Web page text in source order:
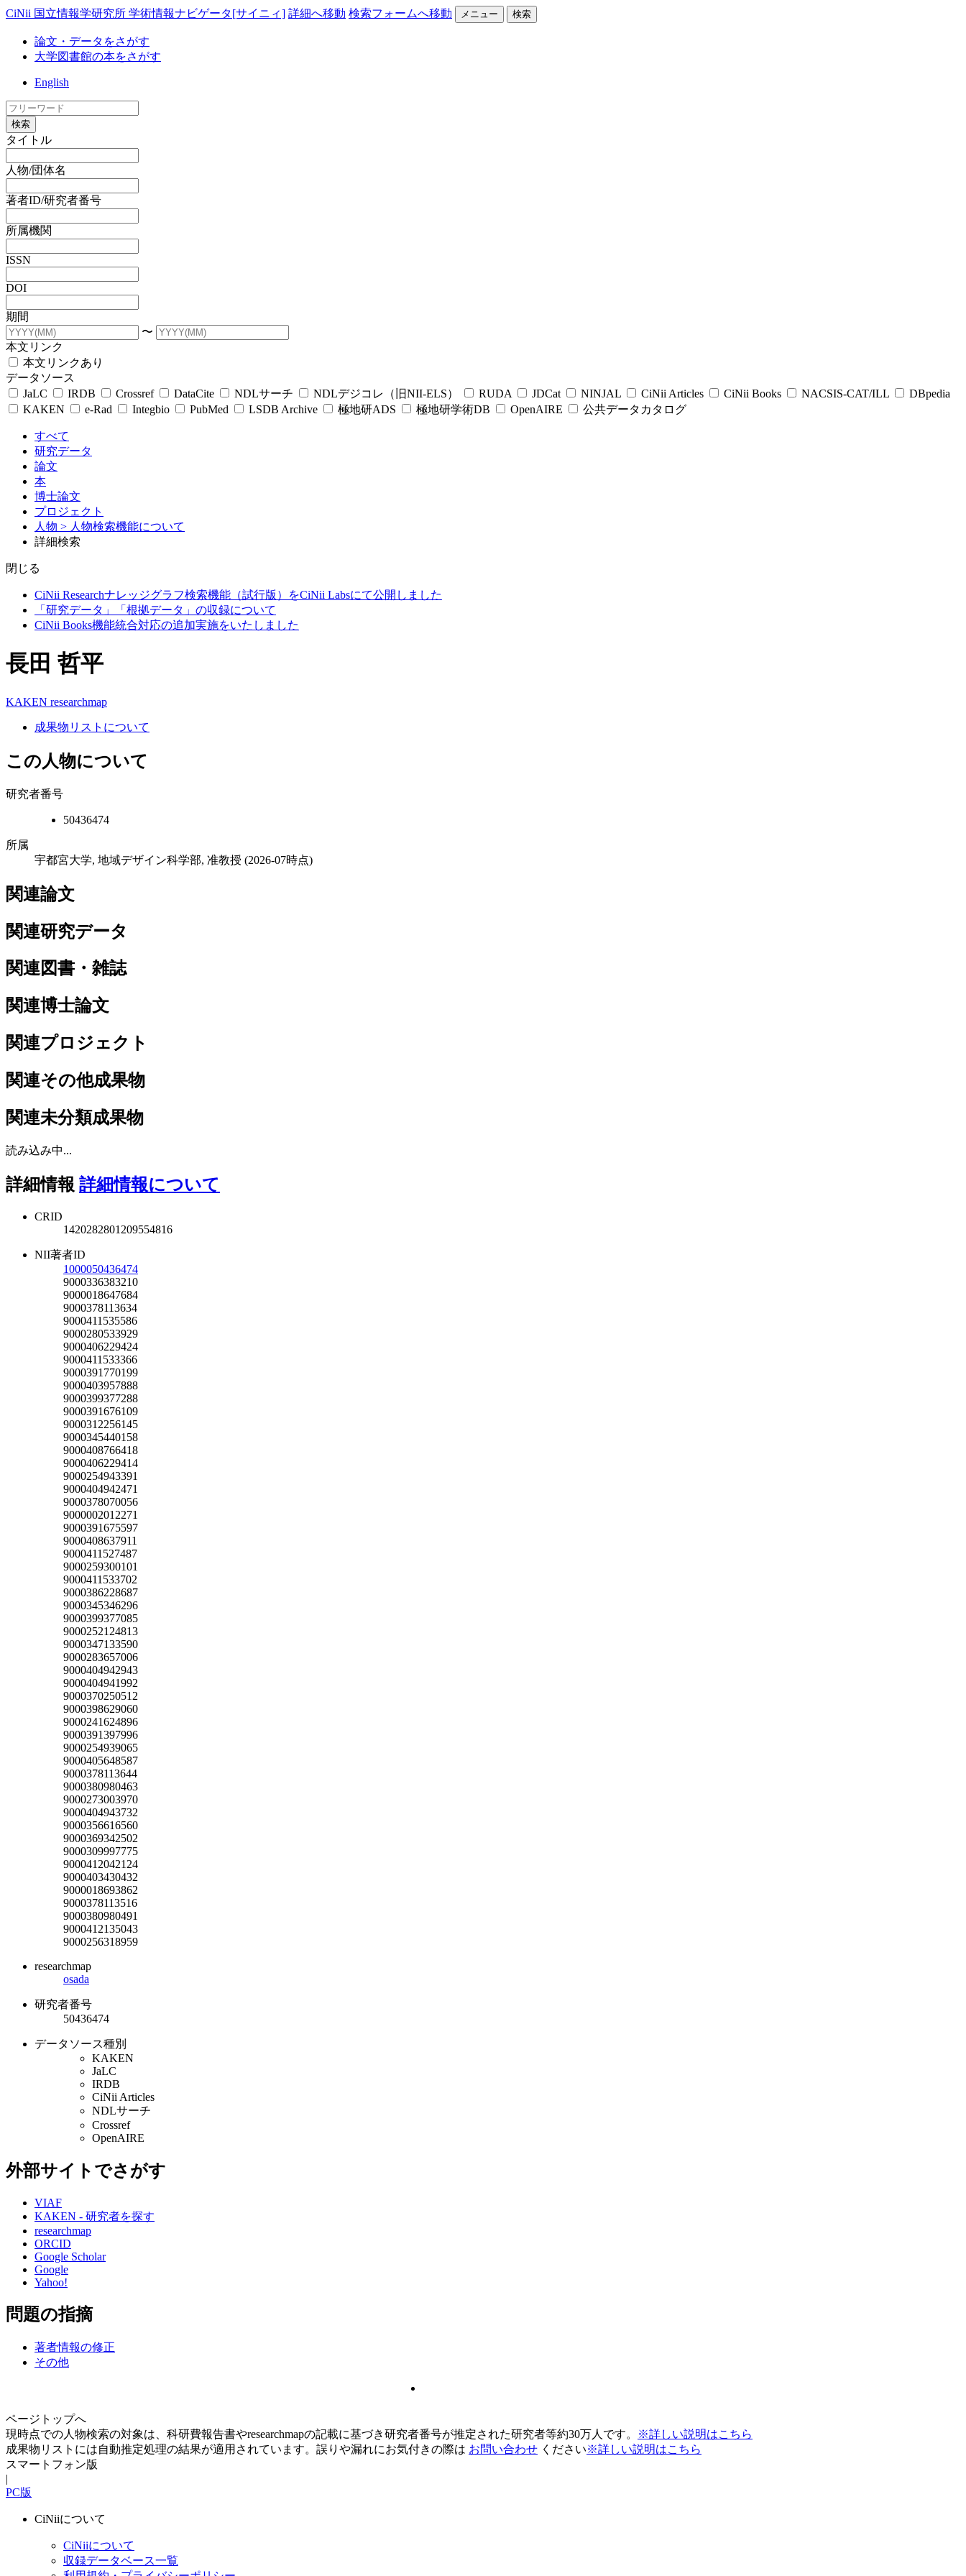
CiNii 国立情報学研究所 学術情報ナビゲータ[サイニィ] 詳細へ移動 検索フォームへ移動 メニュー 検索
論文・データをさがす
大学図書館の本をさがす
English
検索
タイトル
人物/団体名
著者ID/研究者番号
所属機関
ISSN
DOI
期間
〜
本文リンク
本文リンクあり
データソース
JaLC
IRDB Crossref DataCite NDLサーチ NDLデジコレ（旧NII-ELS） RUDA JDCat NINJAL CiNii Articles CiNii Books NACSIS-CAT/ILL
DBpedia
KAKEN
e-Rad Integbio PubMed LSDB Archive 極地研ADS 極地研学術DB OpenAIRE 公共データカタログ
すべて
研究データ
論文
本
博士論文
プロジェクト
人物 > 人物検索機能について
詳細検索
閉じる
CiNii Researchナレッジグラフ検索機能（試行版）をCiNii Labsにて公開しました
「研究データ」「根拠データ」の収録について
CiNii Books機能統合対応の追加実施をいたしました
長田 哲平
KAKEN researchmap
成果物リストについて
この人物について
研究者番号
50436474
所属
宇都宮大学, 地域デザイン科学部, 准教授 (2026-07時点)
関連論文
関連研究データ
関連図書・雑誌
関連博士論文
関連プロジェクト
関連その他成果物
関連未分類成果物
読み込み中...
詳細情報 詳細情報について
CRID
1420282801209554816
NII著者ID
1000050436474
9000336383210
9000018647684
9000378113634
9000411535586
9000280533929
9000406229424
9000411533366
9000391770199
9000403957888
9000399377288
9000391676109
9000312256145
9000345440158
9000408766418
9000406229414
9000254943391
9000404942471
9000378070056
9000002012271
9000391675597
9000408637911
9000411527487
9000259300101
9000411533702
9000386228687
9000345346296
9000399377085
9000252124813
9000347133590
9000283657006
9000404942943
9000404941992
9000370250512
9000398629060
9000241624896
9000391397996
9000254939065
9000405648587
9000378113644
9000380980463
9000273003970
9000404943732
9000356616560
9000369342502
9000309997775
9000412042124
9000403430432
9000018693862
9000378113516
9000380980491
9000412135043
9000256318959
researchmap
osada
研究者番号
50436474
データソース種別
KAKEN
JaLC
IRDB
CiNii Articles
NDLサーチ
Crossref
OpenAIRE
外部サイトでさがす
VIAF
KAKEN - 研究者を探す
researchmap
ORCID
Google Scholar
Google
Yahoo!
問題の指摘
著者情報の修正
その他
ページトップへ
現時点での人物検索の対象は、科研費報告書やresearchmapの記載に基づき研究者番号が推定された研究者等約30万人です。
※詳しい説明はこちら
成果物リストには自動推定処理の結果が適用されています。誤りや漏れにお気付きの際は お問い合わせ ください※詳しい説明はこちら
スマートフォン版
|
PC版
CiNiiについて
CiNiiについて
収録データベース一覧